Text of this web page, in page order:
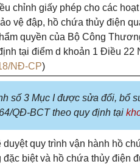
chỉnh giấy phép cho các
vệ đập, hồ chứa thủy điện
quyền của Bộ Công
tại điểm d khoản 1 Điều 22
NĐ-CP)
số 3 Mục I được sửa đổi, bổ
QĐ-BCT theo quy định tại
duyệt quy trình vận hành hồ
đặc biệt và hồ chứa thủy điện